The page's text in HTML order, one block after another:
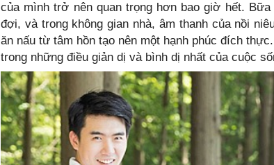
của mình trở nên quan trọng hơn bao giờ hết.
đợi, và trong không gian nhà, âm thanh của nồi
ăn nấu từ tâm hồn tạo nên một hạnh phúc đích
trong những điều giản dị và bình dị nhất của cuộc